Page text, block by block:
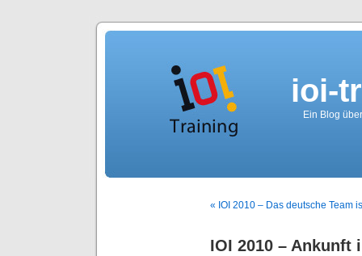
ioi-
Ein Blog
« IOI 2010 – Das deutsche Team
IOI 2010 – Ankunft